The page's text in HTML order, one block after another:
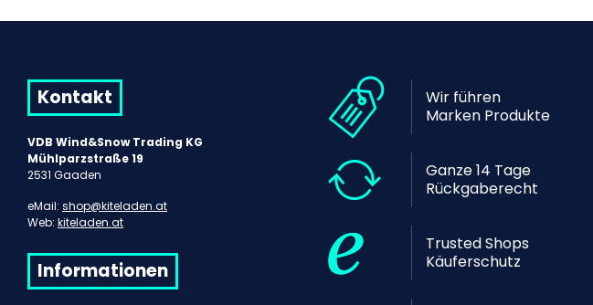
Kontakt
VDB Wind&Snow Trading KG
Mühlparzstraße 19
2531 Gaaden
eMail: shop@kiteladen.at
Web: kiteladen.at
Informationen
Wir führen
Marken Produkte
Ganze 14 Tage
Rückgaberecht
Trusted Shops
Käuferschutz